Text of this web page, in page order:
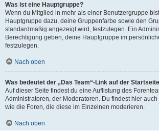
Was ist eine Hauptgruppe?
Wenn du Mitglied in mehr als einer Benutzergruppe
Hauptgruppe dazu, deine Gruppenfarbe sowie den
standardmäßig angezeigt wird, festzulegen. Ein
Berechtigung geben, deine Hauptgruppe im
festzulegen.
Nach oben
Was bedeutet der „Das Team“-Link auf der
Auf dieser Seite findest du eine Auflistung des
Administratoren, der Moderatoren. Du findest hier
wie die Foren, die diese im Einzelnen moderieren.
Nach oben